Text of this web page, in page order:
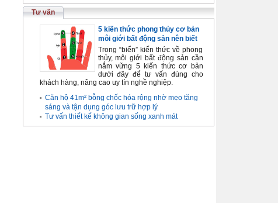
Tư vấn
5 kiến thức phong thủy cơ bản
môi giới bất động sản nên biết
Trong “biển” kiến thức về phong
thủy, môi giới bất động sản cần
nắm vững 5 kiến thức cơ bản
dưới đây để tư vấn đúng cho
khách hàng, nâng cao uy tín nghề nghiệp.
Căn hộ 41m² bỗng chốc hóa rộng nhờ mẹo tăng
sáng và tận dụng góc lưu trữ hợp lý
Tư vấn thiết kế không gian sống xanh mát